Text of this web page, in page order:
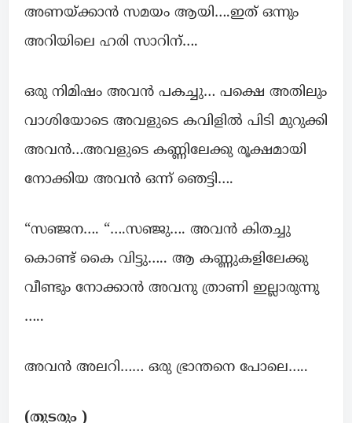
അണയ്ക്കാൻ സമയം ആയി….ഇത് ഒന്നും
അറിയിലെ ഹരി സാറിന്….
ഒരു നിമിഷം അവൻ പകച്ചു… പക്ഷെ അതിലും
വാശിയോടെ അവളുടെ കവിളിൽ പിടി മുറുക്കി
അവൻ…അവളുടെ കണ്ണിലേക്കു രൂക്ഷമായി
നോക്കിയ അവൻ ഒന്ന് ഞെട്ടി….
“സഞ്ജന…. “….സഞ്ജു…. അവൻ കിതച്ചു
കൊണ്ട് കൈ വിട്ടു….. ആ കണ്ണുകളിലേക്കു
വീണ്ടും നോക്കാൻ അവനു ത്രാണി ഇല്ലാരുന്നു
…..
അവൻ അലറി…… ഒരു ഭ്രാന്തനെ പോലെ…..
(തുടരും )